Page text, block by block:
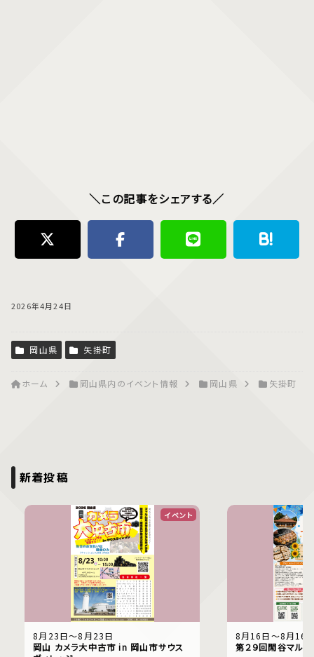
＼この記事をシェアする／
2026年4月24日
岡山県 矢掛町
ホーム 岡山県内のイベント情報 岡山県 矢掛町
新着投稿
イベント
8月23日〜8月23日
岡山 カメラ大中古市 in 岡山市サウス
8月16日〜8月16
第２９回閑谷マルシ